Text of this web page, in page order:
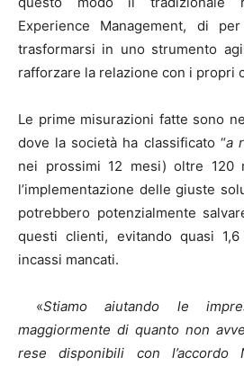
Experience Management, di
trasformarsi in uno strumento
rafforzare la relazione con i propri
Le prime misurazioni fatte sono
dove la società ha classificato “a
nei prossimi 12 mesi) oltre 120
l’implementazione delle giuste
potrebbero potenzialmente
questi clienti, evitando quasi
incassi mancati.
«Stiamo aiutando le
maggiormente di quanto non
rese disponibili con l’accordo